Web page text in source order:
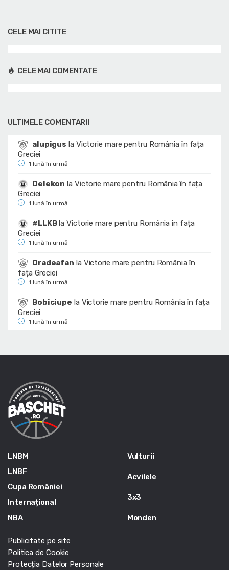
CELE MAI CITITE
CELE MAI COMENTATE
ULTIMELE COMENTARII
alupigus la Victorie mare pentru România în fața
Greciei
1 lună în urmă
Delekon la Victorie mare pentru România în fața
Greciei
1 lună în urmă
#LLKBlaVictorie mare pentru România în fața
Greciei
1 lună în urmă
Oradeafan la Victorie mare pentru România în
fața Greciei
1 lună în urmă
Bobiciupe la Victorie mare pentru România în fața
Greciei
1 lună în urmă
LNBM
LNBF
Cupa României
Internațional
NBA
Vulturii
Acvilele
3x3
Monden
Publicitate pe site
Politica de Cookie
Protecția Datelor Personale